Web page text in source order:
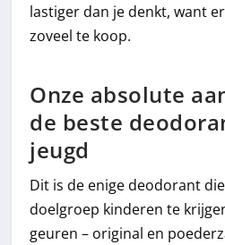
lastiger dan je denkt, want
zoveel te koop.
Onze absolute
de beste
jeugd
Dit is de enige deodorant
doelgroep kinderen te
geuren – original en